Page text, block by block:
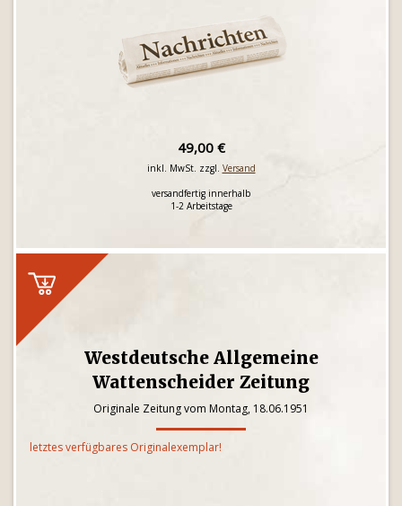
49,00 €
inkl. MwSt. zzgl. Versand
versandfertig innerhalb
1-2 Arbeitstage
Westdeutsche Allgemeine
Wattenscheider Zeitung
Originale Zeitung vom Montag, 18.06.1951
letztes verfügbares Originalexemplar!